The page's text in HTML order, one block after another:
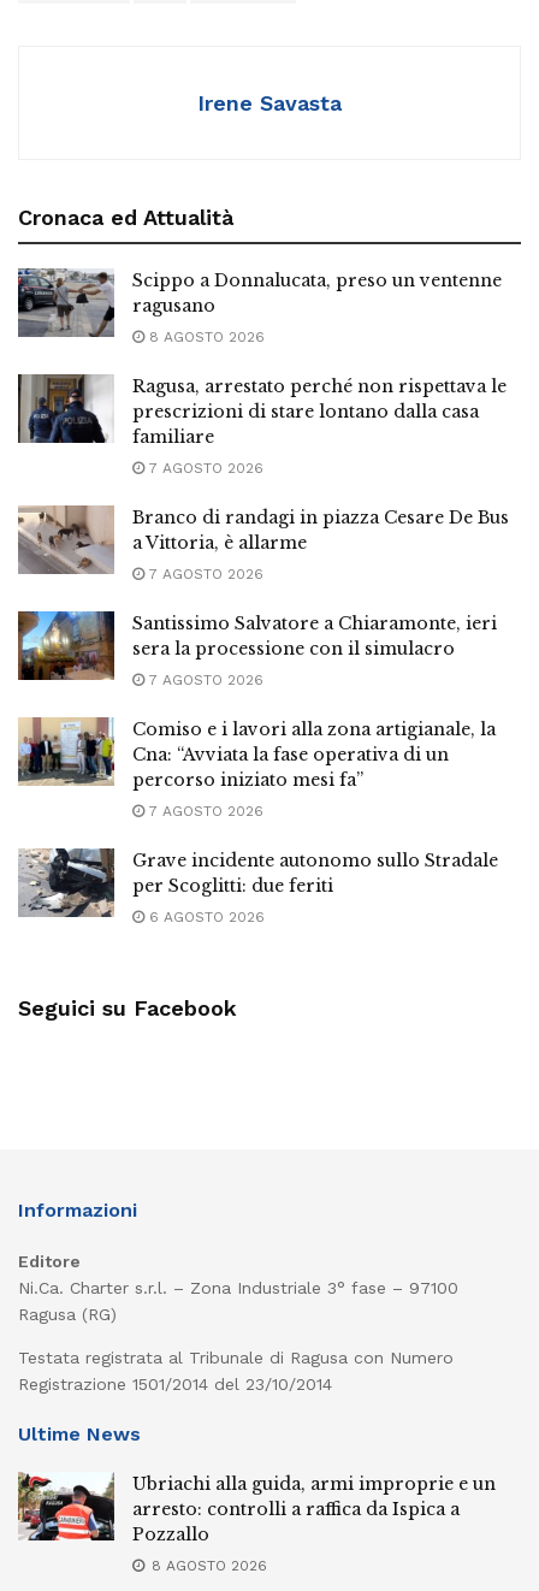
Irene Savasta
Cronaca ed Attualità
Scippo a Donnalucata, preso un ventenne
ragusano
8 AGOSTO 2026
Ragusa, arrestato perché non rispettava le
prescrizioni di stare lontano dalla casa
familiare
7 AGOSTO 2026
Branco di randagi in piazza Cesare De Bus
a Vittoria, è allarme
7 AGOSTO 2026
Santissimo Salvatore a Chiaramonte, ieri
sera la processione con il simulacro
7 AGOSTO 2026
Comiso e i lavori alla zona artigianale, la
Cna: “Avviata la fase operativa di un
percorso iniziato mesi fa”
7 AGOSTO 2026
Grave incidente autonomo sullo Stradale
per Scoglitti: due feriti
6 AGOSTO 2026
Seguici su Facebook
Informazioni
Editore
Ni.Ca. Charter s.r.l. – Zona Industriale 3° fase – 97100
Ragusa (RG)
Testata registrata al Tribunale di Ragusa con Numero
Registrazione 1501/2014 del 23/10/2014
Ultime News
Ubriachi alla guida, armi improprie e un
arresto: controlli a raffica da Ispica a
Pozzallo
8 AGOSTO 2026